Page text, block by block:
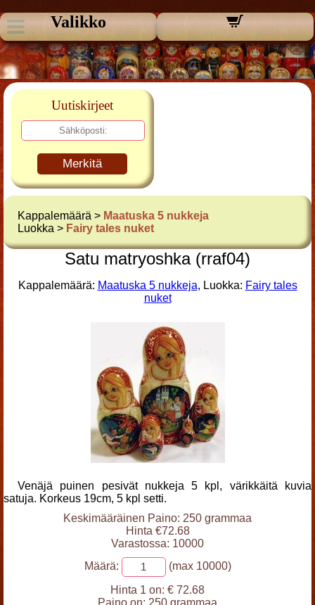
Valikko
Uutiskirjeet
Merkitä
Kappalemäärä > Maatuska 5 nukkeja
Luokka > Fairy tales nuket
Satu matryoshka (rraf04)
Kappalemäärä: Maatuska 5 nukkeja, Luokka: Fairy tales
nuket
Venäjä puinen pesivät nukkeja 5 kpl, värikkäitä kuvia
satuja. Korkeus 19cm, 5 kpl setti.
Keskimääräinen Paino: 250 grammaa
Hinta €72.68
Varastossa: 10000
Määrä:
(max 10000)
Hinta 1 on: € 72.68
Paino on: 250 grammaa